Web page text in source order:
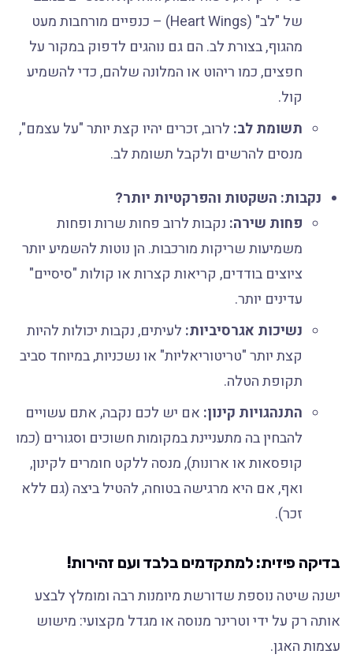
של "לב" (Heart Wings) – כנפיים מורחבות מעט
מהגוף, בצורת לב. הם גם נוהגים לדפוק במקור על
חפצים, כמו ריהוט או המלונה שלהם, כדי להשמיע
קול.
תשומת לב:לרוב, זכרים יהיו קצת יותר "על עצמם",
מנסים להרשים ולקבל תשומת לב.
נקבות: השקטות והפרקטיות יותר?
פחות שירה:נקבות לרוב פחות שרות ופחות
משמיעות שריקות מורכבות. הן נוטות להשמיע יותר
ציוצים בודדים, קריאות קצרות או קולות "סיסיים"
עדינים יותר.
נשיכות אגרסיביות:לעיתים, נקבות יכולות להיות
קצת יותר "טריטוריאליות" או נשכניות, במיוחד סביב
תקופת הטלה.
התנהגויות קינון:אם יש לכם נקבה, אתם עשויים
להבחין בה מתעניינת במקומות חשוכים וסגורים (כמו
קופסאות או ארונות), מנסה ללקט חומרים לקינון,
ואף, אם היא מרגישה בטוחה, להטיל ביצה (גם ללא
זכר).
בדיקה פיזית: למתקדמים בלבד ועם זהירות!
ישנה שיטה נוספת שדורשת מיומנות רבה ומומלץ לבצע
אותה רק על ידי וטרינר מנוסה או מגדל מקצועי: מישוש
עצמות האגן.